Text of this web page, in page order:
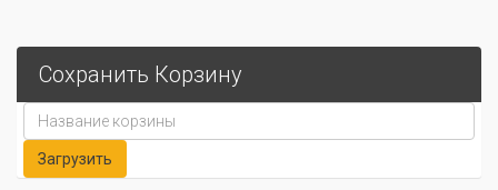
Сохранить Корзину